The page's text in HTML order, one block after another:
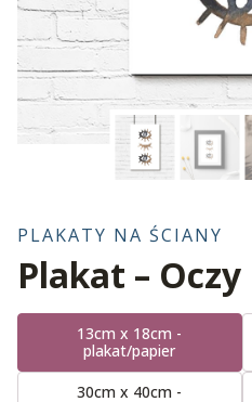
PLAKATY NA ŚCIANY
Plakat – Oczy
13cm x 18cm -
plakat/papier
30cm x 40cm -